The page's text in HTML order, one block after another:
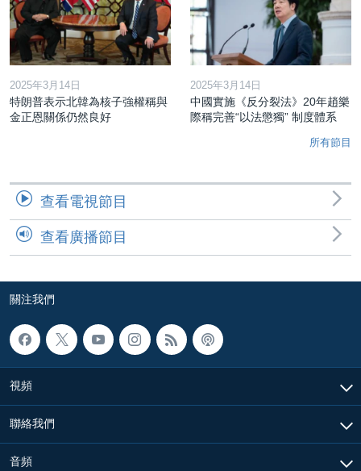
2025年3月14日
特朗普表示北韓為核子強權稱與
金正恩關係仍然良好
2025年3月14日
中國實施《反分裂法》20年趙樂
際稱完善“以法懲獨” 制度體系
所有節目
查看電視節目
查看廣播節目
關注我們
視頻
聯絡我們
音頻